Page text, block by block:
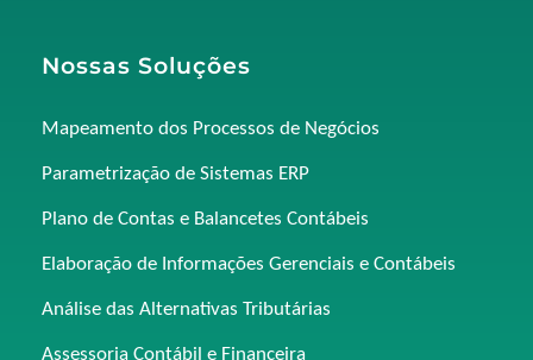
Nossas Soluções
Mapeamento dos Processos de Negócios
Parametrização de Sistemas ERP
Plano de Contas e Balancetes Contábeis
Elaboração de Informações Gerenciais e Contábeis
Análise das Alternativas Tributárias
Assessoria Contábil e Financeira